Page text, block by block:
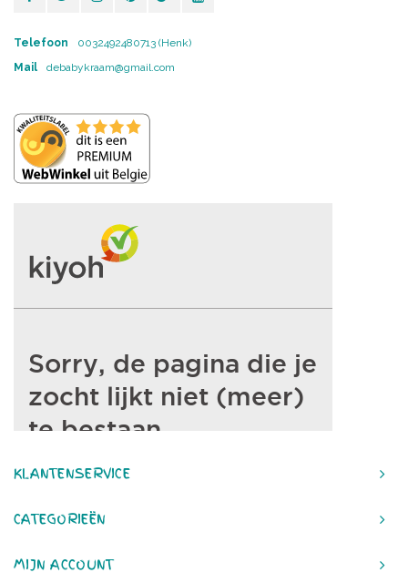
Telefoon
0032492480713 (Henk)
Mail
debabykraam@gmail.com
KLANTENSERVICE
CATEGORIEËN
MIJN ACCOUNT